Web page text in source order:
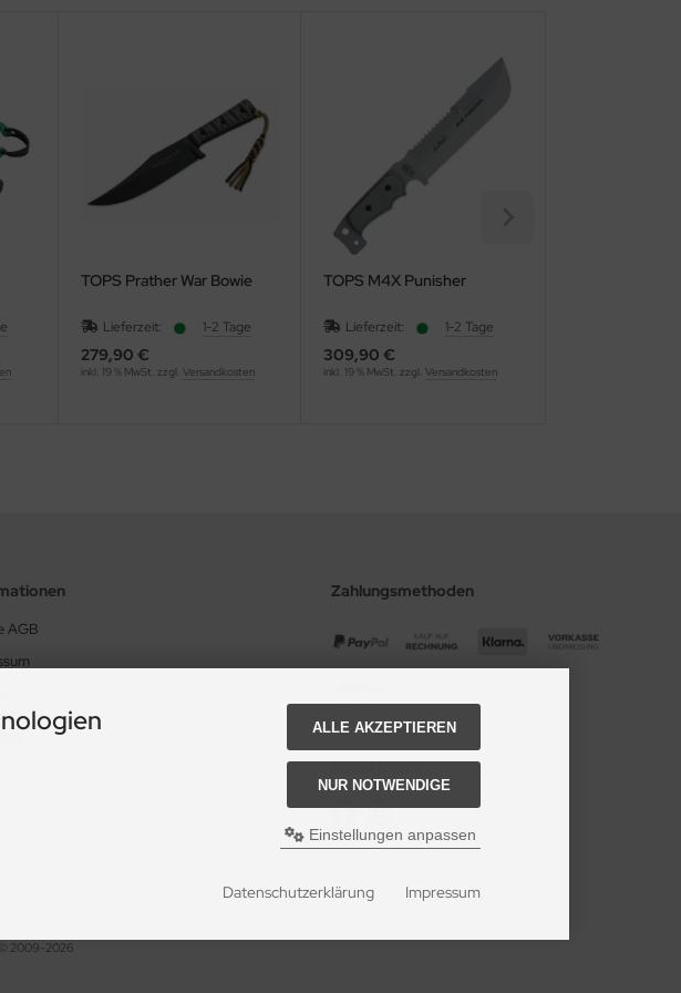
TOPS Prather War Bowie
Lieferzeit: 1-2 Tage
279,90 €
inkl. 19 % MwSt. zzgl. Versandkosten
TOPS M4X Punisher
Lieferzeit: 1-2 Tage
309,90 €
inkl. 19 % MwSt. zzgl.Versandkosten
AGB
Zahlungsmethoden
Social Media
2009-2026
ALLE AKZEPTIEREN
NUR NOTWENDIGE
Einstellungen anpassen
Datenschutzerklärung Impressum